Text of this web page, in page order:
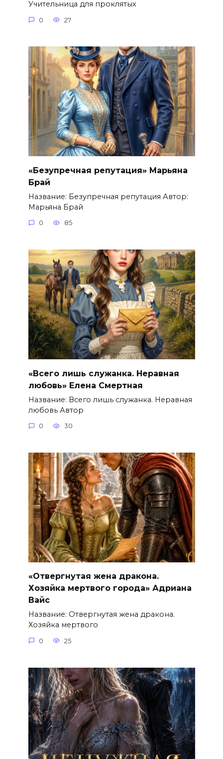
Учительница для проклятых
0 27
«Безупречная репутация» Марьяна
Брай
Название: Безупречная репутация Автор:
Марьяна Брай
0 85
«Всего лишь служанка. Неравная
любовь» Елена Смертная
Название: Всего лишь служанка. Неравная
любовь Автор
0 30
«Отвергнутая жена дракона.
Хозяйка мертвого города» Адриана
Вайс
Название: Отвергнутая жена дракона.
Хозяйка мертвого
0 25